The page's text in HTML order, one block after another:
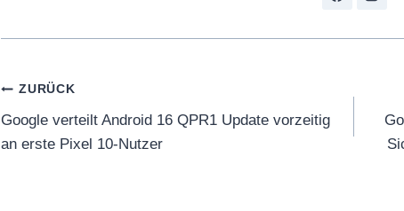
Beitragsnavigation
ZURÜCK
Google verteilt Android 16 QPR1 Update vorzeitig
an erste Pixel 10-Nutzer